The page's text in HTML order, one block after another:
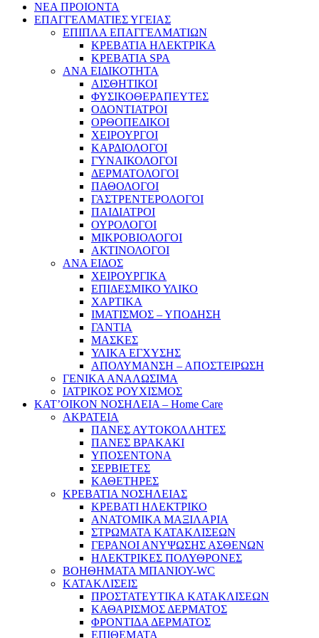
ΝΕΑ ΠΡΟΙΟΝΤΑ
ΕΠΑΓΓΕΛΜΑΤΙΕΣ ΥΓΕΙΑΣ
ΕΠΙΠΛΑ ΕΠΑΓΓΕΛΜΑΤΙΩΝ
ΚΡΕΒΑΤΙΑ ΗΛΕΚΤΡΙΚΑ
ΚΡΕΒΑΤΙΑ SPA
ΑΝΑ ΕΙΔΙΚΟΤΗΤΑ
ΑΙΣΘΗΤΙΚΟΙ
ΦΥΣΙΚΟΘΕΡΑΠΕΥΤΕΣ
ΟΔΟΝΤΙΑΤΡΟΙ
ΟΡΘΟΠΕΔΙΚΟΙ
ΧΕΙΡΟΥΡΓΟΙ
ΚΑΡΔΙΟΛΟΓΟΙ
ΓΥΝΑΙΚΟΛΟΓΟΙ
ΔΕΡΜΑΤΟΛΟΓΟΙ
ΠΑΘΟΛΟΓΟΙ
ΓΑΣΤΡΕΝΤΕΡΟΛΟΓΟΙ
ΠΑΙΔΙΑΤΡΟΙ
ΟΥΡΟΛΟΓΟΙ
ΜΙΚΡΟΒΙΟΛΟΓΟΙ
ΑΚΤΙΝΟΛΟΓΟΙ
ΑΝΑ ΕΙΔΟΣ
ΧΕΙΡΟΥΡΓΙΚΑ
ΕΠΙΔΕΣΜΙΚΟ ΥΛΙΚΟ
ΧΑΡΤΙΚΑ
ΙΜΑΤΙΣΜΟΣ – ΥΠΟΔΗΣΗ
ΓΑΝΤΙΑ
ΜΑΣΚΕΣ
ΥΛΙΚΑ ΕΓΧΥΣΗΣ
ΑΠΟΛΥΜΑΝΣΗ – ΑΠΟΣΤΕΙΡΩΣΗ
ΓΕΝΙΚΑ ΑΝΑΛΩΣΙΜΑ
ΙΑΤΡΙΚΟΣ ΡΟΥΧΙΣΜΟΣ
ΚΑΤ’ΟΙΚΟΝ ΝΟΣΗΛΕΙΑ – Home Care
ΑΚΡΑΤΕΙΑ
ΠΑΝΕΣ ΑΥΤΟΚΟΛΛΗΤΕΣ
ΠΑΝΕΣ ΒΡΑΚΑΚΙ
ΥΠΟΣΕΝΤΟΝΑ
ΣΕΡΒΙΕΤΕΣ
ΚΑΘΕΤΗΡΕΣ
ΚΡΕΒΑΤΙΑ ΝΟΣΗΛΕΙΑΣ
ΚΡΕΒΑΤΙ ΗΛΕΚΤΡΙΚΟ
ΑΝΑΤΟΜΙΚΑ ΜΑΞΙΛΑΡΙΑ
ΣΤΡΩΜΑΤΑ ΚΑΤΑΚΛΙΣΕΩΝ
ΓΕΡΑΝΟΙ ΑΝΥΨΩΣΗΣ ΑΣΘΕΝΩΝ
ΗΛΕΚΤΡΙΚΕΣ ΠΟΛΥΘΡΟΝΕΣ
ΒΟΗΘΗΜΑΤΑ ΜΠΑΝΙΟΥ-WC
ΚΑΤΑΚΛΙΣΕΙΣ
ΠΡΟΣΤΑΤΕΥΤΙΚΑ ΚΑΤΑΚΛΙΣΕΩΝ
ΚΑΘΑΡΙΣΜΟΣ ΔΕΡΜΑΤΟΣ
ΦΡΟΝΤΙΔΑ ΔΕΡΜΑΤΟΣ
ΕΠΙΘΕΜΑΤΑ